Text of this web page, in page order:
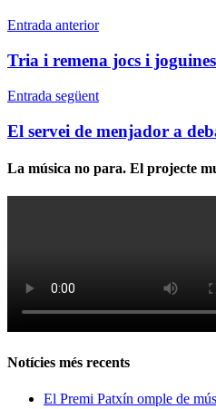
Entrada anterior
Tria i remena jocs i
Entrada següent
El servei de menjador a
La música no para. El projecte
Notícies més recents
El Premi Patxín omple de